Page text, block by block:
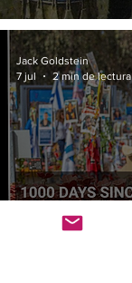
Jack Goldstein
7 jul
2 min de lectura